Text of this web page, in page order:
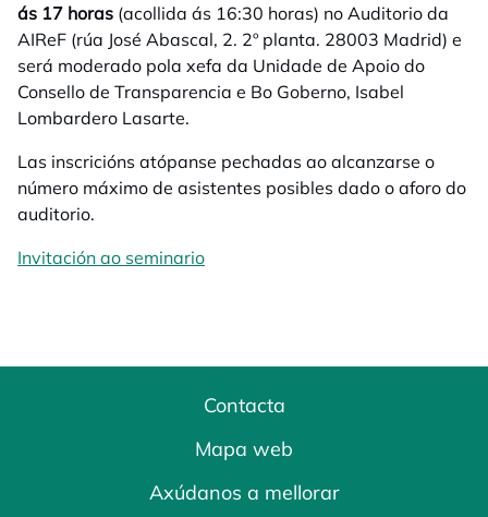
ás 17 horas (acollida ás 16:30 horas) no Auditorio da
AIReF (rúa José Abascal, 2. 2º planta. 28003 Madrid) e
será moderado pola xefa da Unidade de Apoio do
Consello de Transparencia e Bo Goberno, Isabel
Lombardero Lasarte.
Las inscricións atópanse pechadas ao alcanzarse o
número máximo de asistentes posibles dado o aforo do
auditorio.
​Invitación ao seminario
Contacta
Mapa web
Axúdanos a mellorar